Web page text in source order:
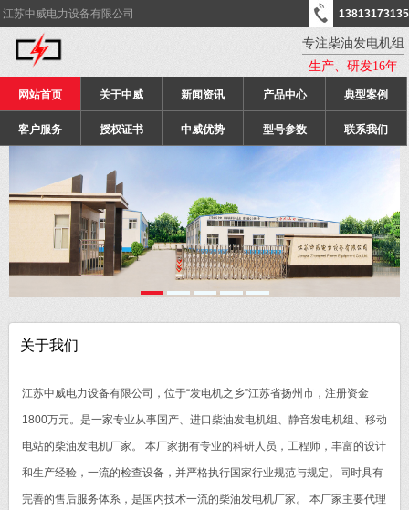
江苏中威电力设备有限公司 13813173135
专注柴油发电机组
生产、研发16年
网站首页 关于中威 新闻资讯 产品中心 典型案例
客户服务 授权证书 中威优势 型号参数 联系我们
关于我们
江苏中威电力设备有限公司，位于“发电机之乡”江苏省扬州市，注册资金
1800万元。是一家专业从事国产、进口柴油发电机组、静音发电机组、移动
电站的柴油发电机厂家。 本厂家拥有专业的科研人员，工程师，丰富的设计
和生产经验，一流的检查设备，并严格执行国家行业规范与规定。同时具有
完善的售后服务体系，是国内技术一流的柴油发电机厂家。 本厂家主要代理